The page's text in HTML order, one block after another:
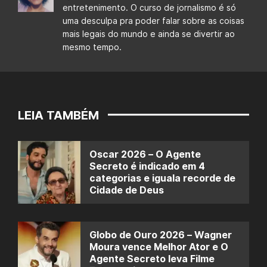
entretenimento. O curso de jornalismo é só
uma desculpa pra poder falar sobre as coisas
mais legais do mundo e ainda se divertir ao
mesmo tempo.
LEIA TAMBÉM
Oscar 2026 – O Agente
Secreto é indicado em 4
categorias e iguala recorde de
Cidade de Deus
Globo de Ouro 2026 – Wagner
Moura vence Melhor Ator e O
Agente Secreto leva Filme